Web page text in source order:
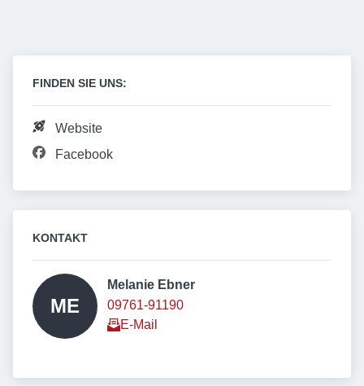
FINDEN SIE UNS:
Website
Facebook
KONTAKT
ME
Melanie Ebner
09761-91190
E-Mail